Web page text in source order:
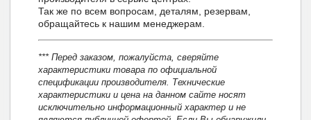
Так же по всем вопросам, деталям, резервам,
обращайтесь к нашим менеджерам.
*** Перед заказом, пожалуйста, сверяйте
характеристики товара по официальной
спецификации производителя. Технические
характеристики и цена на данном сайте носят
исключительно информационный характер и не